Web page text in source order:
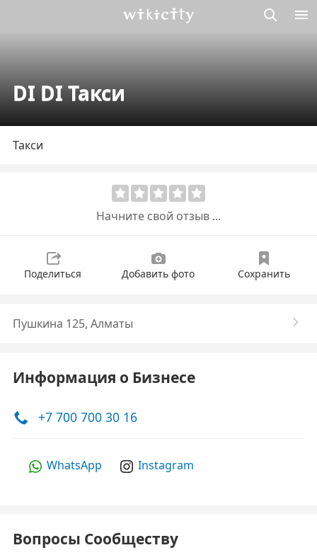
DI DI Такси
Такси
Начните свой отзыв ...
Поделиться Добавить фото Сохранить
Пушкина 125, Алматы
Информация о Бизнесе
+7 700 700 30 16
WhatsApp Instagram
Вопросы Сообществу